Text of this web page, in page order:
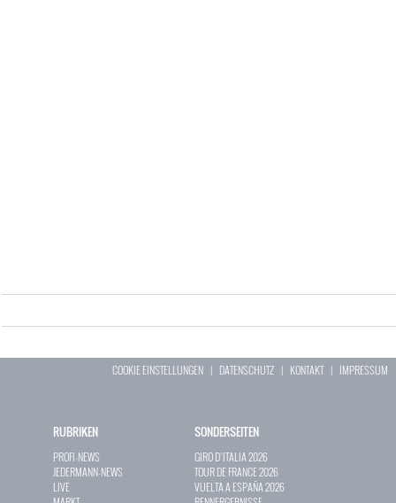
COOKIE EINSTELLUNGEN | DATENSCHUTZ | KONTAKT| IMPRESSUM
RUBRIKEN
PROFI-NEWS
JEDERMANN-NEWS
LIVE
SONDERSEITEN
GIRO D`ITALIA 2026
TOUR DE FRANCE 2026
VUELTA A ESPAÑA 2026